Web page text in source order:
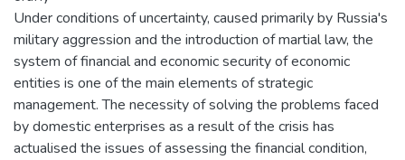
Under conditions of uncertainty, caused primarily by Russia's
military aggression and the introduction of martial law, the
system of financial and economic security of economic
entities is one of the main elements of strategic
management. The necessity of solving the problems faced
by domestic enterprises as a result of the crisis has
actualised the issues of assessing the financial condition,